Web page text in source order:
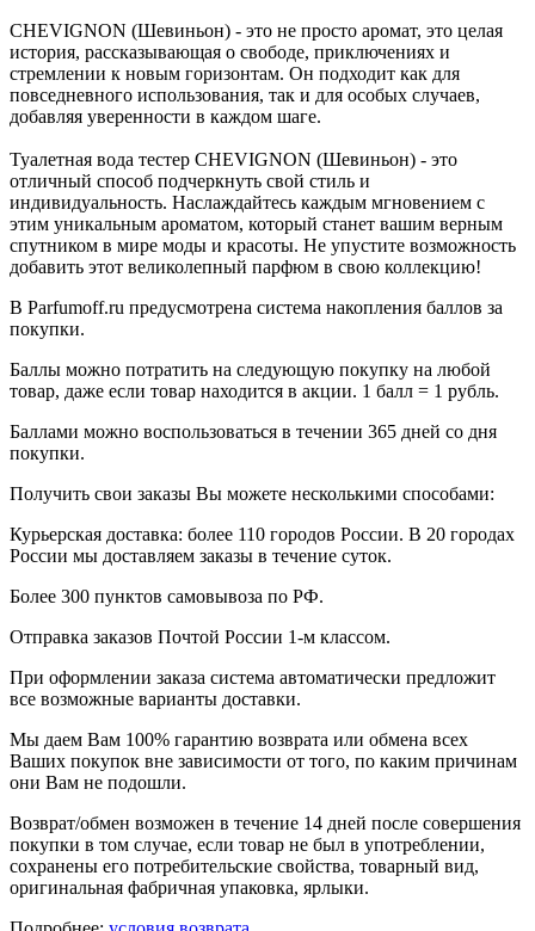
CHEVIGNON (Шевиньон) - это не просто аромат, это целая
история, рассказывающая о свободе, приключениях и
стремлении к новым горизонтам. Он подходит как для
повседневного использования, так и для особых случаев,
добавляя уверенности в каждом шаге.
Туалетная вода тестер CHEVIGNON (Шевиньон) - это
отличный способ подчеркнуть свой стиль и
индивидуальность. Наслаждайтесь каждым мгновением с
этим уникальным ароматом, который станет вашим верным
спутником в мире моды и красоты. Не упустите возможность
добавить этот великолепный парфюм в свою коллекцию!
В Parfumoff.ru предусмотрена система накопления баллов за
покупки.
Баллы можно потратить на следующую покупку на любой
товар, даже если товар находится в акции. 1 балл = 1 рубль.
Баллами можно воспользоваться в течении 365 дней со дня
покупки.
Получить свои заказы Вы можете несколькими способами:
Курьерская доставка: более 110 городов России. В 20 городах
России мы доставляем заказы в течение суток.
Более 300 пунктов самовывоза по РФ.
Отправка заказов Почтой России 1-м классом.
При оформлении заказа система автоматически предложит
все возможные варианты доставки.
Мы даем Вам 100% гарантию возврата или обмена всех
Ваших покупок вне зависимости от того, по каким причинам
они Вам не подошли.
Возврат/обмен возможен в течение 14 дней после совершения
покупки в том случае, если товар не был в употреблении,
сохранены его потребительские свойства, товарный вид,
оригинальная фабричная упаковка, ярлыки.